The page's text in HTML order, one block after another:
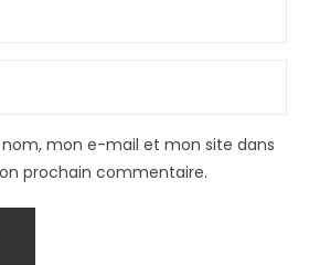
mon e-mail et mon site dans
prochain commentaire.